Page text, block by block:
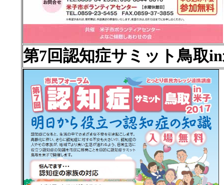
第7回認知症サミット鳥取